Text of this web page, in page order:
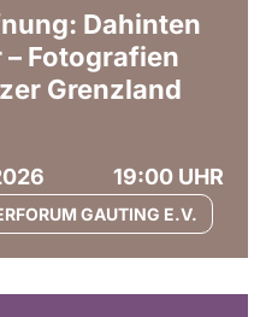
Dahinten
Fotografien
Grenzland
19:00 UHR
GAUTING E.V.